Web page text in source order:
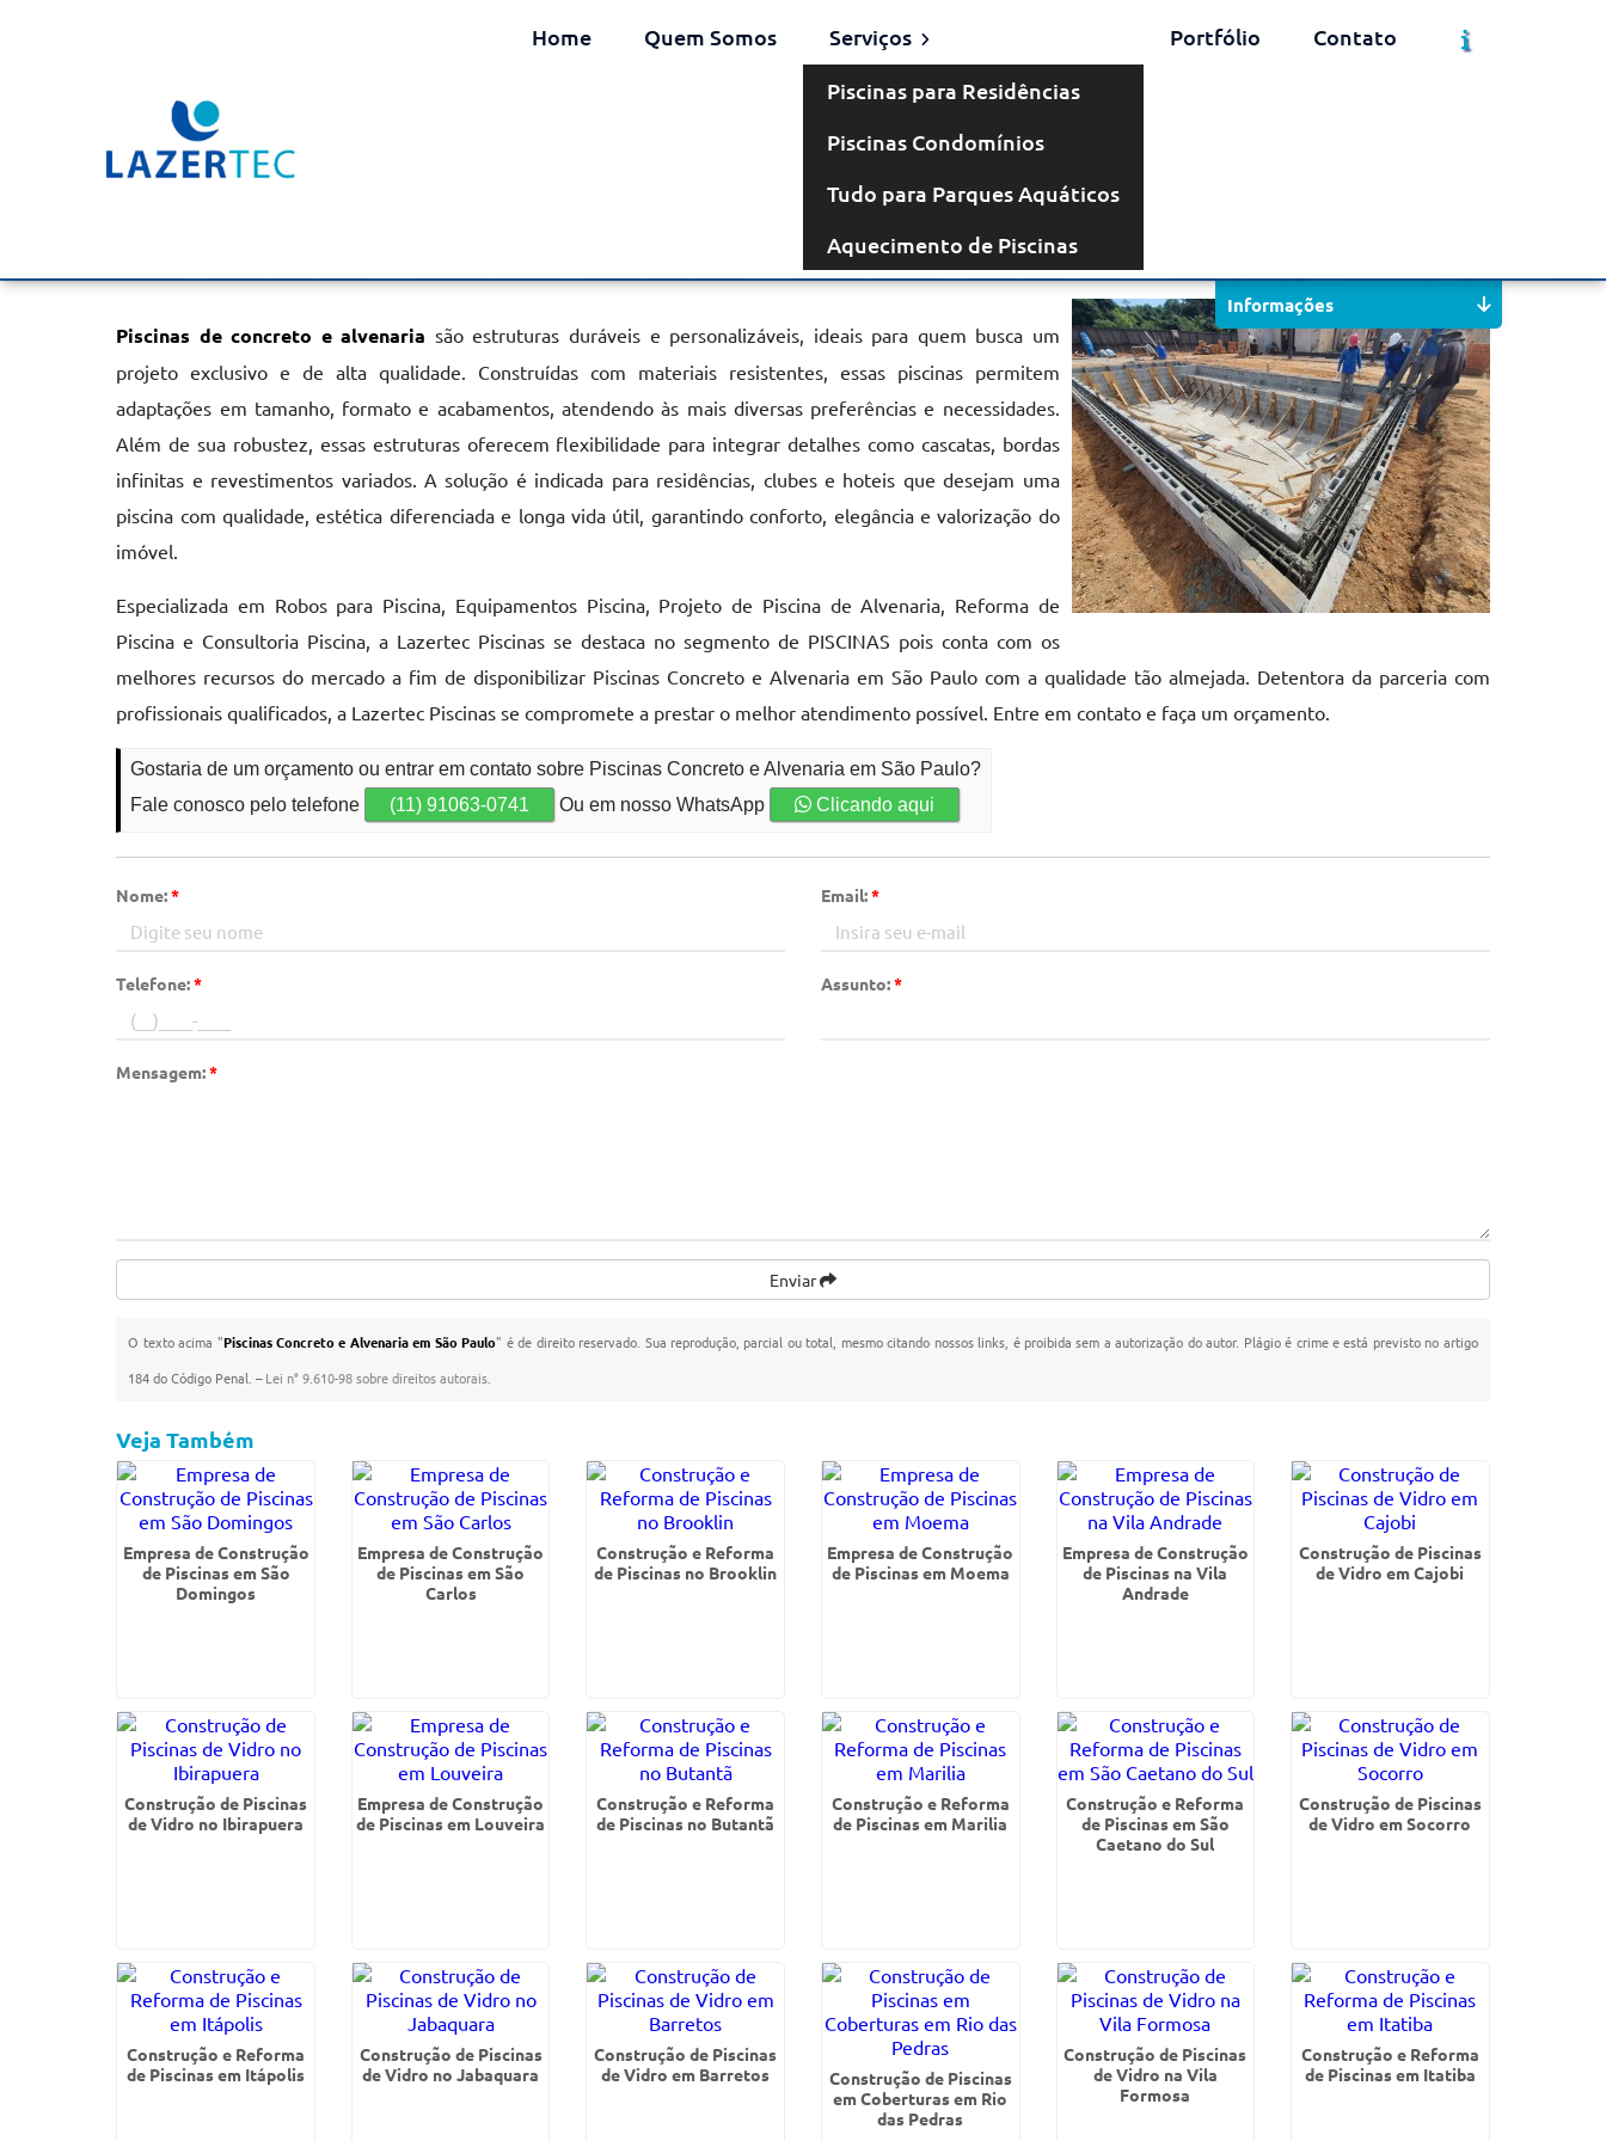
Home Quem Somos
Serviços
Piscinas para Residências
Piscinas Condomínios
Tudo para Parques Aquáticos
Aquecimento de Piscinas
Portfólio Contato
Piscinas Concreto e Alvenaria em São
Solicite um Orçamento
Piscinas de concreto e alvenaria são estruturas duráveis e personalizáveis, ideais para quem busca um
projeto exclusivo e de alta qualidade. Construídas com materiais resistentes, essas piscinas permitem
adaptações em tamanho, formato e acabamentos, atendendo às mais diversas preferências e necessidades.
Além de sua robustez, essas estruturas oferecem flexibilidade para integrar detalhes como cascatas, bordas
infinitas e revestimentos variados. A solução é indicada para residências, clubes e hoteis que desejam uma
piscina com qualidade, estética diferenciada e longa vida útil, garantindo conforto, elegância e valorização do
imóvel.
Especializada em Robos para Piscina, Equipamentos Piscina, Projeto de Piscina de Alvenaria, Reforma de
Piscina e Consultoria Piscina, a Lazertec Piscinas se destaca no segmento de PISCINAS pois conta com os
melhores recursos do mercado a fim de disponibilizar Piscinas Concreto e Alvenaria em São Paulo com a qualidade tão almejada. Detentora da parceria com
profissionais qualificados, a Lazertec Piscinas se compromete a prestar o melhor atendimento possível. Entre em contato e faça um orçamento.
Gostaria de um orçamento ou entrar em contato sobre Piscinas Concreto e Alvenaria em São Paulo?
Fale conosco pelo telefone
(11) 91063-0741 Ou em nosso WhatsApp Clicando aqui
Nome:* Email:*
Telefone:* Assunto:*
Mensagem:*
Enviar
O texto acima "Piscinas Concreto e Alvenaria em São Paulo" é de direito reservado. Sua reprodução, parcial ou total, mesmo citando nossos links, é proibida sem a autorização do autor. Plágio é crime e está previsto no artigo
184 do Código Penal. –Lei n° 9.610-98 sobre direitos autorais
Informações
Veja Também
Empresa de Construção
de Piscinas em São
Domingos
Empresa de Construção
de Piscinas em São
Carlos
Construção e Reforma
de Piscinas no Brooklin
Empresa de Construção
de Piscinas em Moema
Empresa de Construção
de Piscinas na Vila
Andrade
Construção de Piscinas
de Vidro em Cajobi
Construção de Piscinas
de Vidro no Ibirapuera
Empresa de Construção
de Piscinas em Louveira
Construção e Reforma
de Piscinas no Butantã
Construção e Reforma
de Piscinas em Marilia
Construção e Reforma
de Piscinas em São
Caetano do Sul
Construção de Piscinas
de Vidro em Socorro
Construção e Reforma
de Piscinas em Itápolis
Construção de Piscinas
de Vidro no Jabaquara
Construção de Piscinas
de Vidro em Barretos
Construção de Piscinas
em Coberturas em Rio
das Pedras
Construção de Piscinas
de Vidro na Vila
Formosa
Construção e Reforma
de Piscinas em Itatiba